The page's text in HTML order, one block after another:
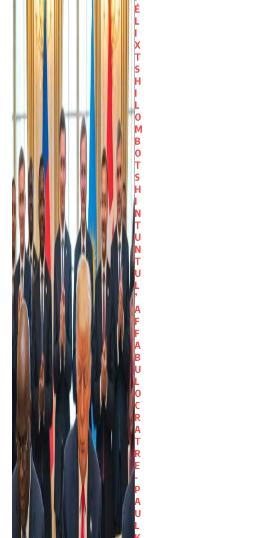
É
L
I
X
T
S
H
I
L
O
M
B
O
T
S
H
I
N
T
U
N
T
U
L
’
A
F
F
A
B
U
L
O
C
R
A
T
R
E
-
P
A
U
L